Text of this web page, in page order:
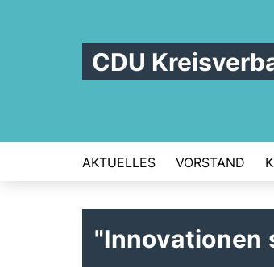
CDU
AKTUELLES VORSTAND
"Innovationen